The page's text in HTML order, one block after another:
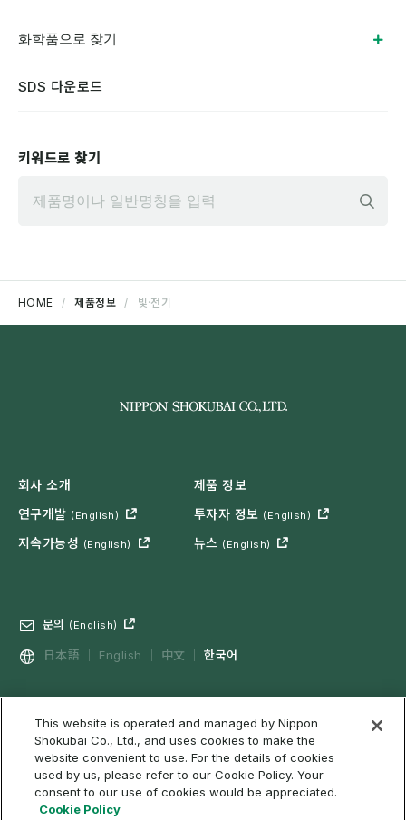
HOME 제품정보 빛·전기
화학품으로 찾기
SDS 다운로드
키워드로 찾기
회사 소개
제품 정보
연구개발 (English) 투자자 정보 (English)
지속가능성 (English) 뉴스 (English)
문의 (English)
日本語 English 中文 한국어
프라이버시 정책 소셜 미디어 정책(English)
쿠키 정책(English) 이용 조건, 면책사항 등을 웹 접근성
사이트맵
This website is operated and managed by Nippon
Shokubai Co., Ltd., and uses cookies to make the
website convenient to use. For the details of cookies
used by us, please refer to our Cookie Policy. Your
consent to our use of cookies would be appreciated.
Cookie Policy